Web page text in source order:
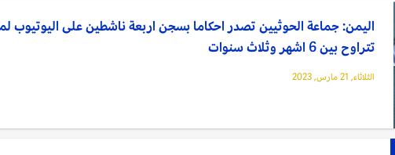
اليمن: جماعة الحوثيين تصدر احكاما بسجن اربعة ناشطين على اليوتيوب
تتراوح بين 6 اشهر وثلاث سنوات
الثلاثاء, 21 مارس, 2023